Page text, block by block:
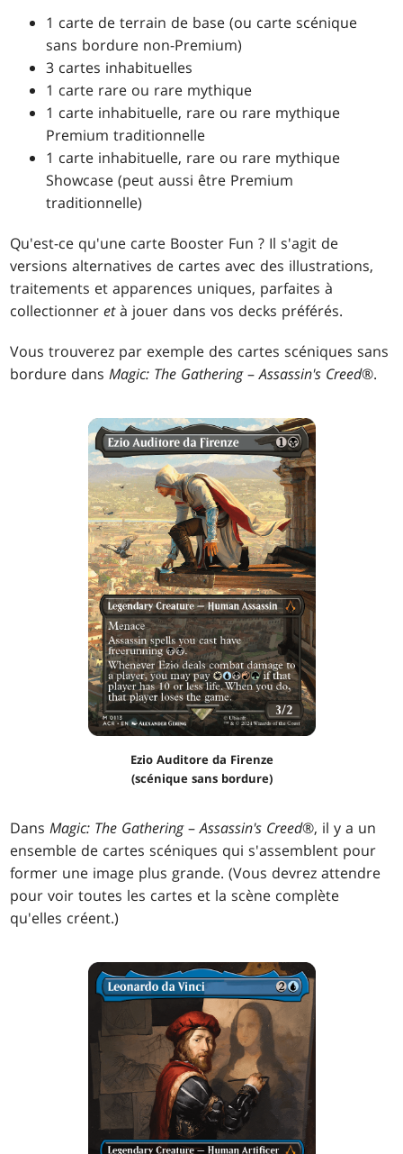
1 carte de terrain de base (ou carte scénique
sans bordure non-Premium)
3 cartes inhabituelles
1 carte rare ou rare mythique
1 carte inhabituelle, rare ou rare mythique
Premium traditionnelle
1 carte inhabituelle, rare ou rare mythique
Showcase (peut aussi être Premium
traditionnelle)
Qu'est-ce qu'une carte Booster Fun ? Il s'agit de
versions alternatives de cartes avec des illustrations,
traitements et apparences uniques, parfaites à
collectionneretà jouer dans vos decks préférés.
Vous trouverez par exemple des cartes scéniques sans
bordure dansMagic: The Gathering–Assassin's Creed®.
Ezio Auditore da Firenze
(scénique sans bordure)
DansMagic: The Gathering–Assassin's Creed®, il y a un
ensemble de cartes scéniques qui s'assemblent pour
former une image plus grande. (Vous devrez attendre
pour voir toutes les cartes et la scène complète
qu'elles créent.)